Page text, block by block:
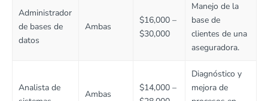
Administrador
de bases de
datos
Ambas
$16,000 –
$30,000
Manejo de la
base de
clientes de una
aseguradora.
Analista de
Ambas
$14,000 –
Diagnóstico y
mejora de